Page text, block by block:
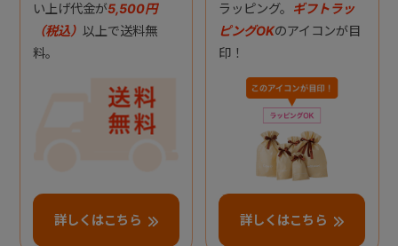
い上げ代金が5,500円
（税込） 以上で送料無
料。
詳しくはこちら
ラッピング。 ギフトラッ
ピングOKのアイコンが目
印！
詳しくはこちら